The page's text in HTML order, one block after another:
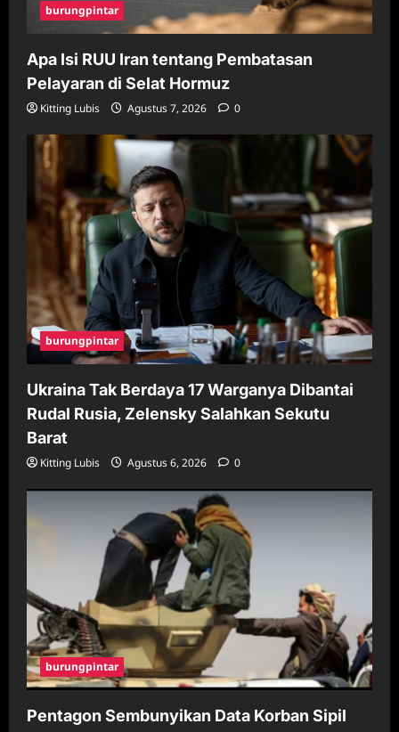
burungpintar
Apa Isi RUU Iran tentang Pembatasan
Pelayaran di Selat Hormuz
Kitting Lubis Agustus 7, 2026 0
burungpintar
Ukraina Tak Berdaya 17 Warganya Dibantai
Rudal Rusia, Zelensky Salahkan Sekutu
Barat
Kitting Lubis Agustus 6, 2026 0
burungpintar
Pentagon Sembunyikan Data Korban Sipil